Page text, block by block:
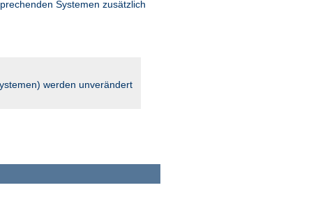
Systemen zusätzlich
werden unverändert